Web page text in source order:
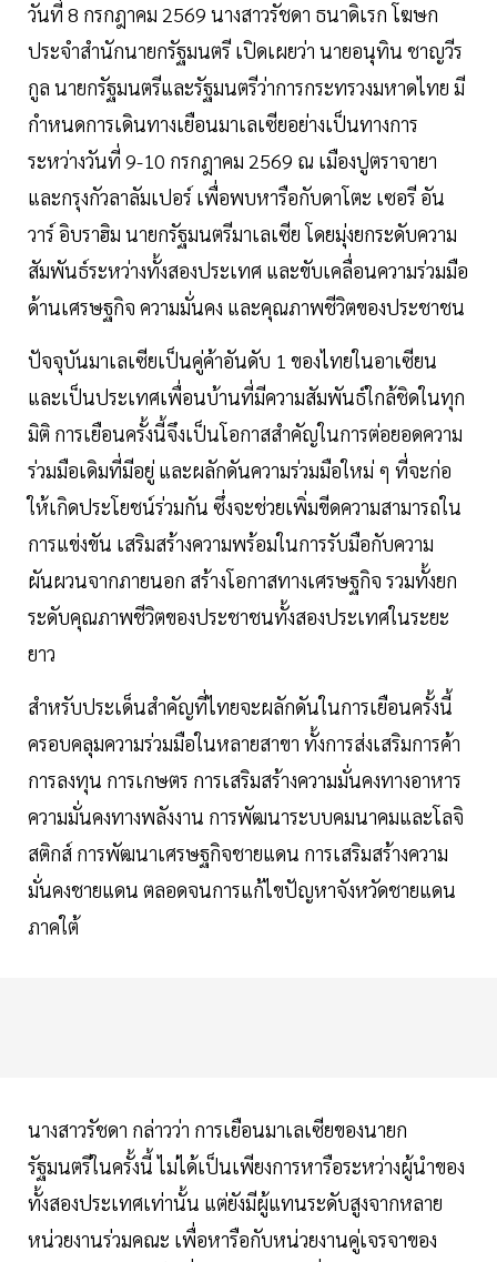
วันที่ 8 กรกฎาคม 2569 นางสาวรัชดา ธนาดิเรก โฆษก
ประจำสำนักนายกรัฐมนตรี เปิดเผยว่า นายอนุทิน ชาญวีร
กูล นายกรัฐมนตรีและรัฐมนตรีว่าการกระทรวงมหาดไทย มี
กำหนดการเดินทางเยือนมาเลเซียอย่างเป็นทางการ
ระหว่างวันที่ 9-10 กรกฎาคม 2569 ณ เมืองปูตราจายา
และกรุงกัวลาลัมเปอร์ เพื่อพบหารือกับดาโตะ เซอรี อัน
วาร์ อิบราฮิม นายกรัฐมนตรีมาเลเซีย โดยมุ่งยกระดับความ
สัมพันธ์ระหว่างทั้งสองประเทศ และขับเคลื่อนความร่วมมือ
ด้านเศรษฐกิจ ความมั่นคง และคุณภาพชีวิตของประชาชน
ปัจจุบันมาเลเซียเป็นคู่ค้าอันดับ 1 ของไทยในอาเซียน
และเป็นประเทศเพื่อนบ้านที่มีความสัมพันธ์ใกล้ชิดในทุก
มิติ การเยือนครั้งนี้จึงเป็นโอกาสสำคัญในการต่อยอดความ
ร่วมมือเดิมที่มีอยู่ และผลักดันความร่วมมือใหม่ ๆ ที่จะก่อ
ให้เกิดประโยชน์ร่วมกัน ซึ่งจะช่วยเพิ่มขีดความสามารถใน
การแข่งขัน เสริมสร้างความพร้อมในการรับมือกับความ
ผันผวนจากภายนอก สร้างโอกาสทางเศรษฐกิจ รวมทั้งยก
ระดับคุณภาพชีวิตของประชาชนทั้งสองประเทศในระยะ
ยาว
สำหรับประเด็นสำคัญที่ไทยจะผลักดันในการเยือนครั้งนี้
ครอบคลุมความร่วมมือในหลายสาขา ทั้งการส่งเสริมการค้า
การลงทุน การเกษตร การเสริมสร้างความมั่นคงทางอาหาร
ความมั่นคงทางพลังงาน การพัฒนาระบบคมนาคมและโลจิ
สติกส์ การพัฒนาเศรษฐกิจชายแดน การเสริมสร้างความ
มั่นคงชายแดน ตลอดจนการแก้ไขปัญหาจังหวัดชายแดน
ภาคใต้
นางสาวรัชดา กล่าวว่า การเยือนมาเลเซียของนายก
รัฐมนตรีในครั้งนี้ ไม่ได้เป็นเพียงการหารือระหว่างผู้นำของ
ทั้งสองประเทศเท่านั้น แต่ยังมีผู้แทนระดับสูงจากหลาย
หน่วยงานร่วมคณะ เพื่อหารือกับหน่วยงานคู่เจรจาของ